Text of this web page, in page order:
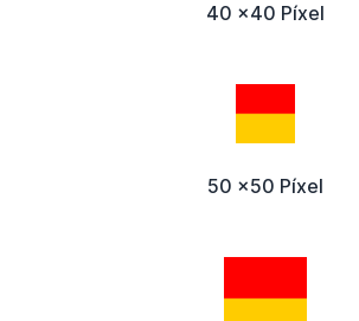
40 x40 Píxel
50 x50 Píxel